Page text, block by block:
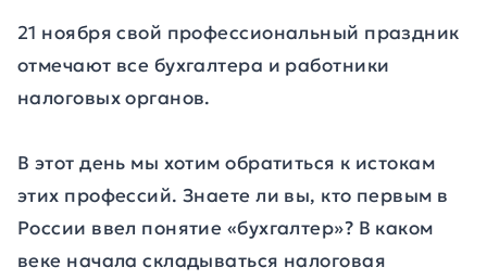
21 ноября свой профессиональный праздник
отмечают все бухгалтера и работники
налоговых органов.
В этот день мы хотим обратиться к истокам
этих профессий. Знаете ли вы, кто первым в
России ввел понятие «бухгалтер»? В каком
веке начала складываться налоговая